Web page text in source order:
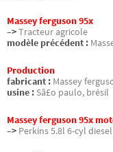
Massey ferguson 95x
–>Tracteur agricole
modèle précédent :
Production
fabricant : Massey
usine : Sã£o paulo, brésil
Massey ferguson 95x
–> Perkins 5.8l 6-cyl diesel